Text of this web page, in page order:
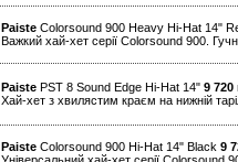
Paiste Colorsound 900 Heavy Hi-Hat 14"
Важкий хай-хет серії Colorsound 900.
Paiste PST 8 Sound Edge Hi-Hat 14" 9 720
Хай-хет з хвилястим краєм на нижній
Paiste Colorsound 900 Hi-Hat 14" Black 9